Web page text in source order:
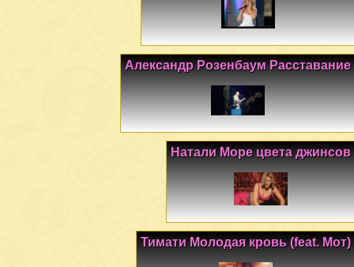
Александр Розенбаум Расставание
Натали Море цвета джинсов
Тимати Молодая кровь (feat. Мот)